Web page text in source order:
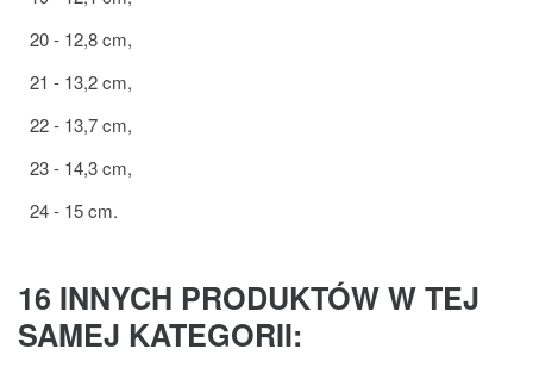
20 - 12,8 cm,
21 - 13,2 cm,
22 - 13,7 cm,
23 - 14,3 cm,
24 - 15 cm.
16 INNYCH PRODUKTÓW W TEJ
SAMEJ KATEGORII: